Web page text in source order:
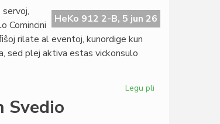
sukcesa
ol
HeKo 912 2-B, 5 jun 26
Comincini
rilate al eventoj, kunordige kun
sed plej aktiva estas vickonsulo
Legu pli
Svedio